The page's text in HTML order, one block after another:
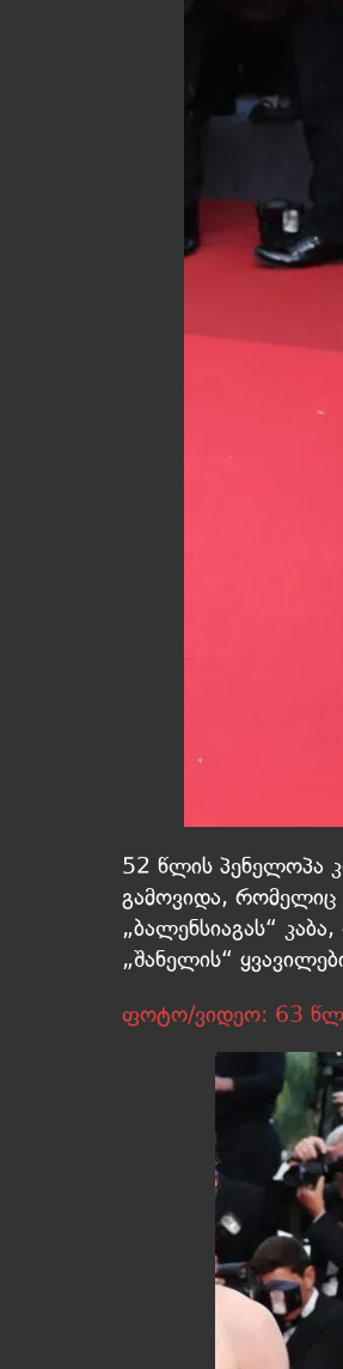
52 წლის პენელოპა
გამოვიდა,
„ბალენსიაგას“
„შანელის“
ფოტო/ვიდეო: 63